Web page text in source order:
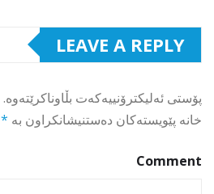
LEAVE A REPLY
پۆستی ئەلیکترۆنییەکەت بڵاوناکرێتەوە.
خانە پێویستەکان دەستنیشانکراون بە *
Comment